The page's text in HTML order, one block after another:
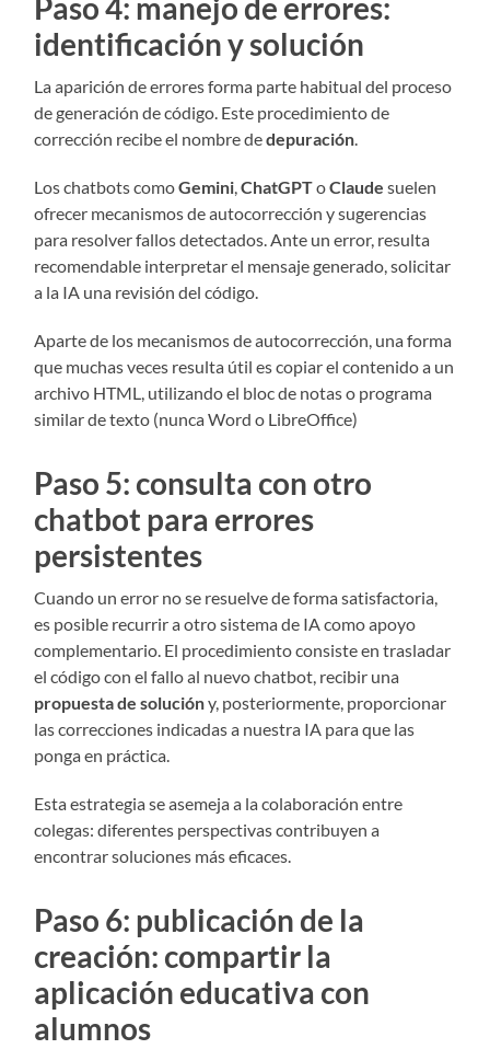
Paso 4: manejo de errores:
identificación y solución
La aparición de errores forma parte habitual del proceso
de generación de código. Este procedimiento de
corrección recibe el nombre dedepuración.
Los chatbots comoGemini,ChatGPToClaude suelen
ofrecer mecanismos de autocorrección y sugerencias
para resolver fallos detectados. Ante un error, resulta
recomendable interpretar el mensaje generado, solicitar
a la IA una revisión del código.
Aparte de los mecanismos de autocorrección, una forma
que muchas veces resulta útil es copiar el contenido a un
archivo HTML, utilizando el bloc de notas o programa
similar de texto (nunca Word o LibreOffice)
Paso 5: consulta con otro
chatbot para errores
persistentes
Cuando un error no se resuelve de forma satisfactoria,
es posible recurrir a otro sistema de IA como apoyo
complementario. El procedimiento consiste en trasladar
el código con el fallo al nuevo chatbot, recibir una
propuesta de solucióny, posteriormente, proporcionar
las correcciones indicadas a nuestra IA para que las
ponga en práctica.
Esta estrategia se asemeja a la colaboración entre
colegas: diferentes perspectivas contribuyen a
encontrar soluciones más eficaces.
Paso 6: publicación de la
creación: compartir la
aplicación educativa con
alumnos